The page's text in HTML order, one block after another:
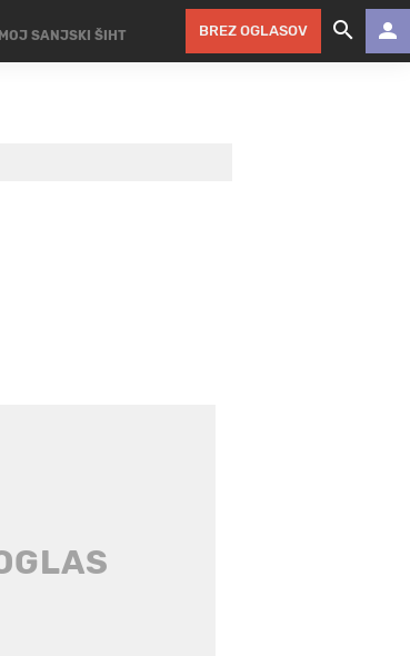
MOJ SANJSKI ŠIHT BREZ OGLASOV